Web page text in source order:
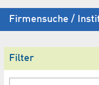
Firmen­suche /
Filter